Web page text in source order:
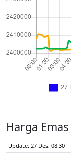
Harga
Update: 27 Des, 08:30